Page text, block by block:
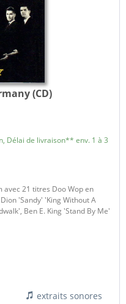
(CD)
Délai de livraison** env. 1 à 3
avec 21 titres Doo Wop en
'Sandy' 'King Without A
Ben E. King 'Stand By Me'
extraits sonores